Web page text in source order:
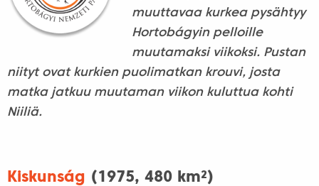
muuttavaa kurkea pysähtyy
Hortobágyin pelloille
muutamaksi viikoksi. Pustan
niityt ovat kurkien puolimatkan krouvi, josta
matka jatkuu muutaman viikon kuluttua kohti
Niiliä.
Kiskunság (1975, 480 km²)